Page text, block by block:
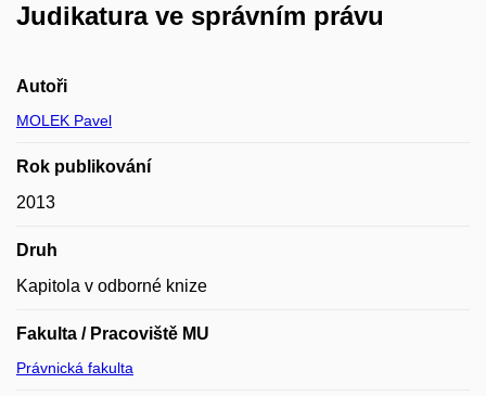
Judikatura ve správním právu
Autoři
MOLEK Pavel
Rok publikování
2013
Druh
Kapitola v odborné knize
Fakulta / Pracoviště MU
Právnická fakulta